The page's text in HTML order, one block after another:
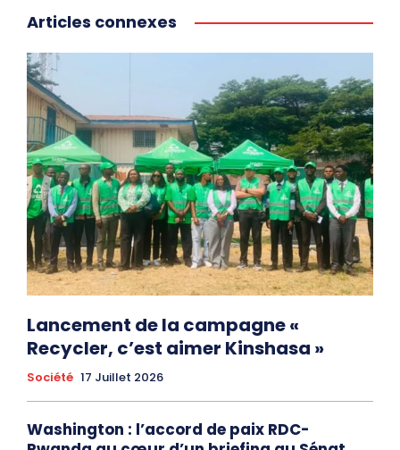
Articles connexes
Lancement de la campagne «
Recycler, c’est aimer Kinshasa »
Société 17 Juillet 2026
Washington : l’accord de paix RDC-